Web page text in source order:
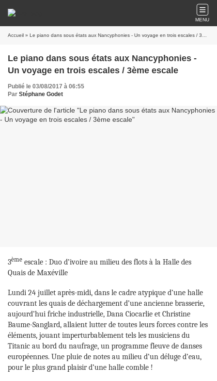
MENU
Accueil » Le piano dans sous états aux Nancyphonies - Un voyage en trois escales / 3ème escale
Le piano dans sous états aux Nancyphonies -
Un voyage en trois escales / 3ème escale
Publié le 03/08/2017 à 06:55
Par Stéphane Godet
3ème escale : Duo d’ivoire au milieu des flots à la Halle des
Quais de Maxéville
Lundi 24 juillet après-midi, dans le cadre atypique d’une halle
couvrant les quais de déchargement d’une ancienne brasserie,
aujourd’hui friche industrielle, Dana Ciocarlie et Christine
Baume-Sanglard, allaient lutter de toutes leurs forces contre les
éléments, jouant imperturbablement tels les musiciens du
Titanic au bord du naufrage, un programme fleuve de danses
européennes. Une pluie de notes au milieu d’un déluge d’eau,
pour le plus grand plaisir d’une halle comble !